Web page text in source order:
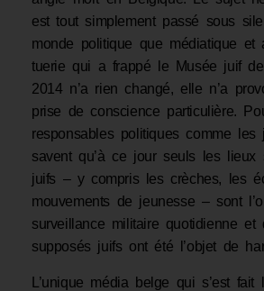
est tout simplement passé sous
monde politique que médiatique et
tuerie qui a frappé le Musée juif
2014 n’a rien changé, elle n’a
prise de conscience particulière.
responsables politiques comme les
savent qu’à ce jour seuls les lieux
juifs – y compris les crèches, les
mouvements de jeunesse – sont
surveillance militaire quotidienne et
supposés juifs ont été l’objet de
L’unique média belge qui s’est fait